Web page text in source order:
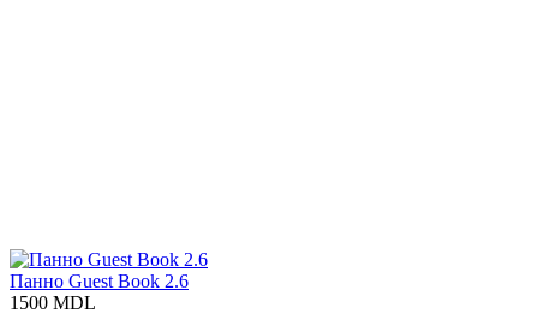
Панно Guest Book 2.6
1500 MDL